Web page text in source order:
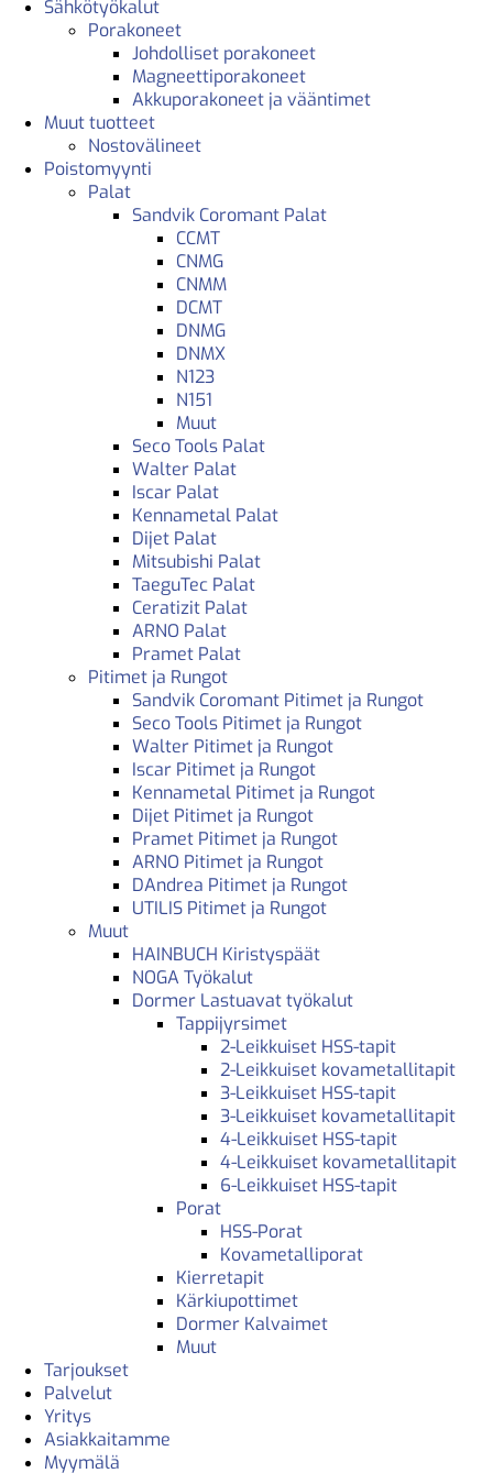
Sähkötyökalut
Porakoneet
Johdolliset porakoneet
Magneettiporakoneet
Akkuporakoneet ja vääntimet
Muut tuotteet
Nostovälineet
Poistomyynti
Palat
Sandvik Coromant Palat
CCMT
CNMG
CNMM
DCMT
DNMG
DNMX
N123
N151
Muut
Seco Tools Palat
Walter Palat
Iscar Palat
Kennametal Palat
Dijet Palat
Mitsubishi Palat
TaeguTec Palat
Ceratizit Palat
ARNO Palat
Pramet Palat
Pitimet ja Rungot
Sandvik Coromant Pitimet ja Rungot
Seco Tools Pitimet ja Rungot
Walter Pitimet ja Rungot
Iscar Pitimet ja Rungot
Kennametal Pitimet ja Rungot
Dijet Pitimet ja Rungot
Pramet Pitimet ja Rungot
ARNO Pitimet ja Rungot
DAndrea Pitimet ja Rungot
UTILIS Pitimet ja Rungot
Muut
HAINBUCH Kiristyspäät
NOGA Työkalut
Dormer Lastuavat työkalut
Tappijyrsimet
2-Leikkuiset HSS-tapit
2-Leikkuiset kovametallitapit
3-Leikkuiset HSS-tapit
3-Leikkuiset kovametallitapit
4-Leikkuiset HSS-tapit
4-Leikkuiset kovametallitapit
6-Leikkuiset HSS-tapit
Porat
HSS-Porat
Kovametalliporat
Kierretapit
Kärkiupottimet
Dormer Kalvaimet
Muut
Tarjoukset
Palvelut
Yritys
Asiakkaitamme
Myymälä